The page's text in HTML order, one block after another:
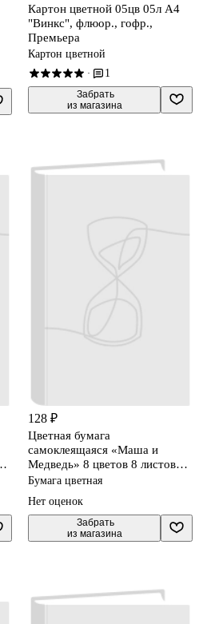
Картон цветной 05цв 05л А4
"Винкс", флюор., гофр.,
Премьера
Картон цветной
· 1
Забрать
из магазина
128 ₽
Цветная бумага
самоклеящаяся «Маша и
Медведь» 8 цветов 8 листов
А4, АппликА, в ассортименте
Бумага цветная
Нет оценок
Забрать
из магазина